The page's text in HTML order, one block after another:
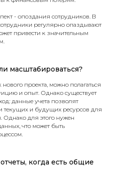
- опоздания сотрудников. В
регулярно опаздывают
привести к значительным
масштабироваться?
нового проекта, можно полагаться
и опыт. Однако существует
данные учета позволят
текущих и будущих ресурсов для
Однако для этого нужен
что может быть
когда есть общие